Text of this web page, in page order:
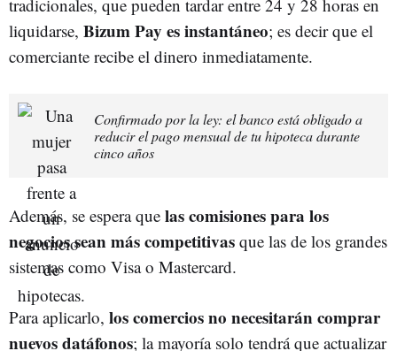
tradicionales, que pueden tardar entre 24 y 28 horas en
liquidarse, Bizum Pay es instantáneo; es decir que el
comerciante recibe el dinero inmediatamente.
Confirmado por la ley: el banco está obligado a
reducir el pago mensual de tu hipoteca durante
cinco años
Además, se espera que las comisiones para los
negocios sean más competitivas que las de los grandes
sistemas como Visa o Mastercard.
Para aplicarlo, los comercios no necesitarán comprar
nuevos datáfonos; la mayoría solo tendrá que actualizar